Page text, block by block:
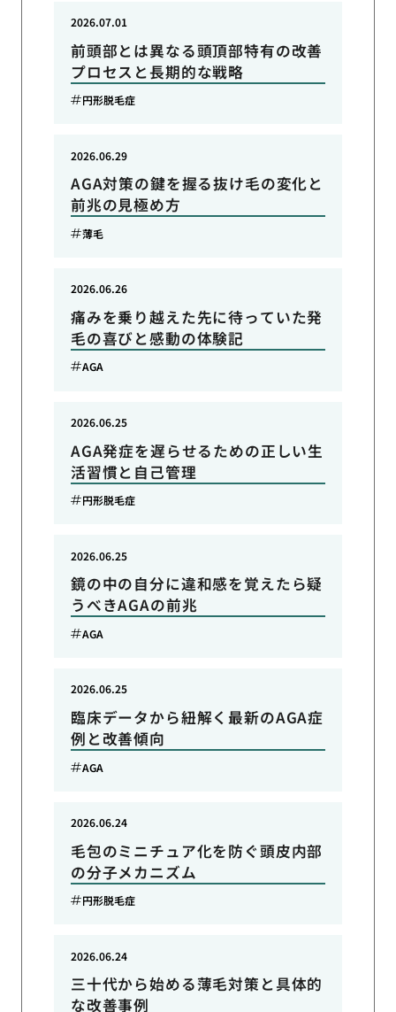
前頭部とは異なる頭頂部特有の改善
プロセスと長期的な戦略
2026.07.01
円形脱毛症
AGA対策の鍵を握る抜け毛の変化と
前兆の見極め方
2026.06.29
薄毛
痛みを乗り越えた先に待っていた発
毛の喜びと感動の体験記
2026.06.26
AGA
AGA発症を遅らせるための正しい生
活習慣と自己管理
2026.06.25
円形脱毛症
鏡の中の自分に違和感を覚えたら疑
うべきAGAの前兆
2026.06.25
AGA
臨床データから紐解く最新のAGA症
例と改善傾向
2026.06.25
AGA
毛包のミニチュア化を防ぐ頭皮内部
の分子メカニズム
2026.06.24
円形脱毛症
三十代から始める薄毛対策と具体的
な改善事例
2026.06.24